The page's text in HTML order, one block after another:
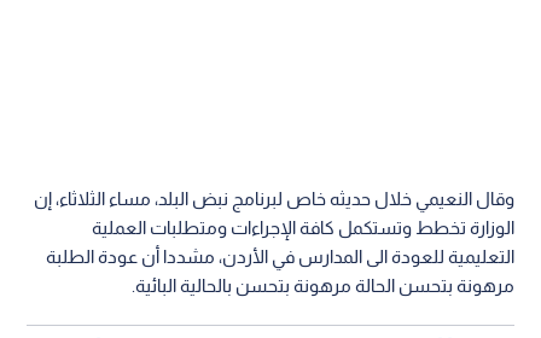
وقال النعيمي خلال حديثه خاص لبرنامج نبض البلد، مساء الثلاثاء، إن
الوزارة تخطط وتستكمل كافة الإجراءات ومتطلبات العملية
التعليمية للعودة الى المدارس في الأردن، مشددا أن عودة الطلبة
مرهونة بتحسن الحالة مرهونة بتحسن بالحالية البائية.